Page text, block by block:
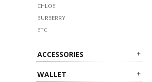
CHLOE
BURBERRY
ETC
ACCESSORIES
WALLET